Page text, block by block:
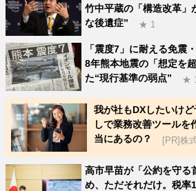
竹中平蔵の「構造改革」
な後遺症”
★ 1
「震度7」に耐える免震
8年熊本地震の「想定を
た“現行基準の弱点”
★ 1
我が社もDXしたいけ
しで業務改善ツールを
当にあるの？
[PR]株
高市早苗が「公約を守る
め、ただそれだけ。税率